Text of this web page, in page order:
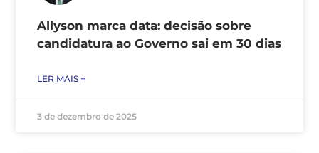
Allyson marca data: decisão sobre
candidatura ao Governo sai em 30 dias
LER MAIS +
3 de dezembro de 2025